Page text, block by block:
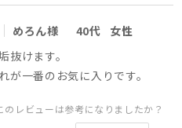
めろん様 40代
女性
抜けます。
が一番のお気に入りです。
のレビューは参考になりましたか？